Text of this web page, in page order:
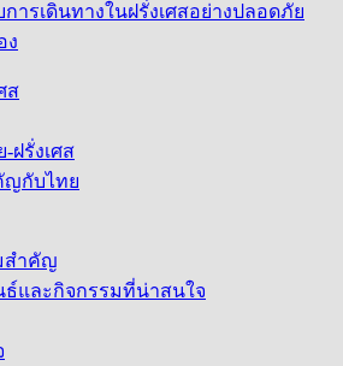
ารเดินทางในฝรั่งเศสอย่างปลอดภัย
ง
ส
ฝรั่งเศส
ญกับไทย
สำคัญ
และกิจกรรมที่น่าสนใจ